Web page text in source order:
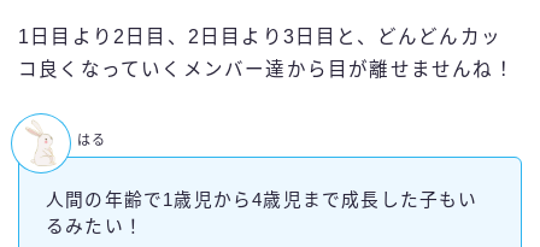
1日目より2日目、2日目より3日目と、どんどんカッ
コ良くなっていくメンバー達から目が離せませんね！
人間の年齢で1歳児から4歳児まで成長した子もい
るみたい！
はる